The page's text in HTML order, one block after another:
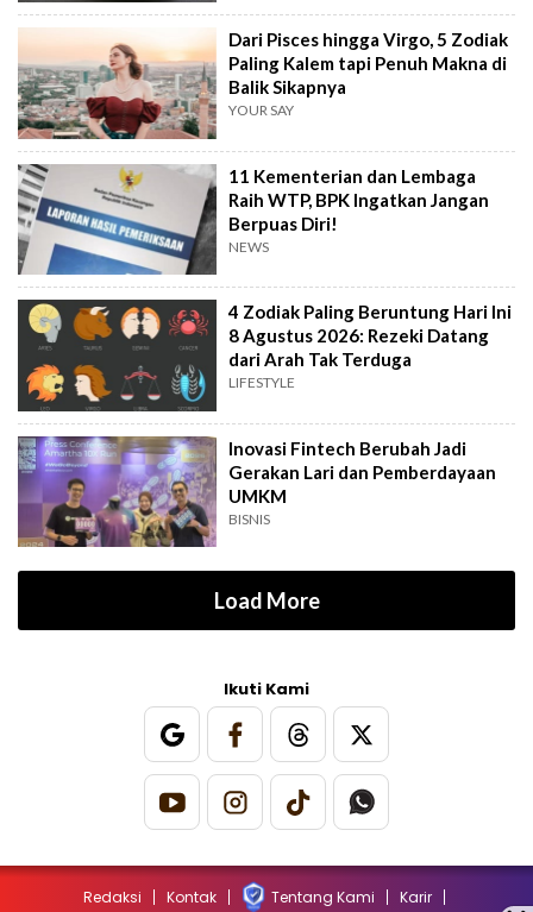
Dari Pisces hingga Virgo, 5 Zodiak
Paling Kalem tapi Penuh Makna di
Balik Sikapnya
YOUR SAY
11 Kementerian dan Lembaga
Raih WTP, BPK Ingatkan Jangan
Berpuas Diri!
NEWS
4 Zodiak Paling Beruntung Hari Ini
8 Agustus 2026: Rezeki Datang
dari Arah Tak Terduga
LIFESTYLE
Inovasi Fintech Berubah Jadi
Gerakan Lari dan Pemberdayaan
UMKM
BISNIS
Load More
Ikuti Kami
Redaksi Kontak Tentang Kami Karir